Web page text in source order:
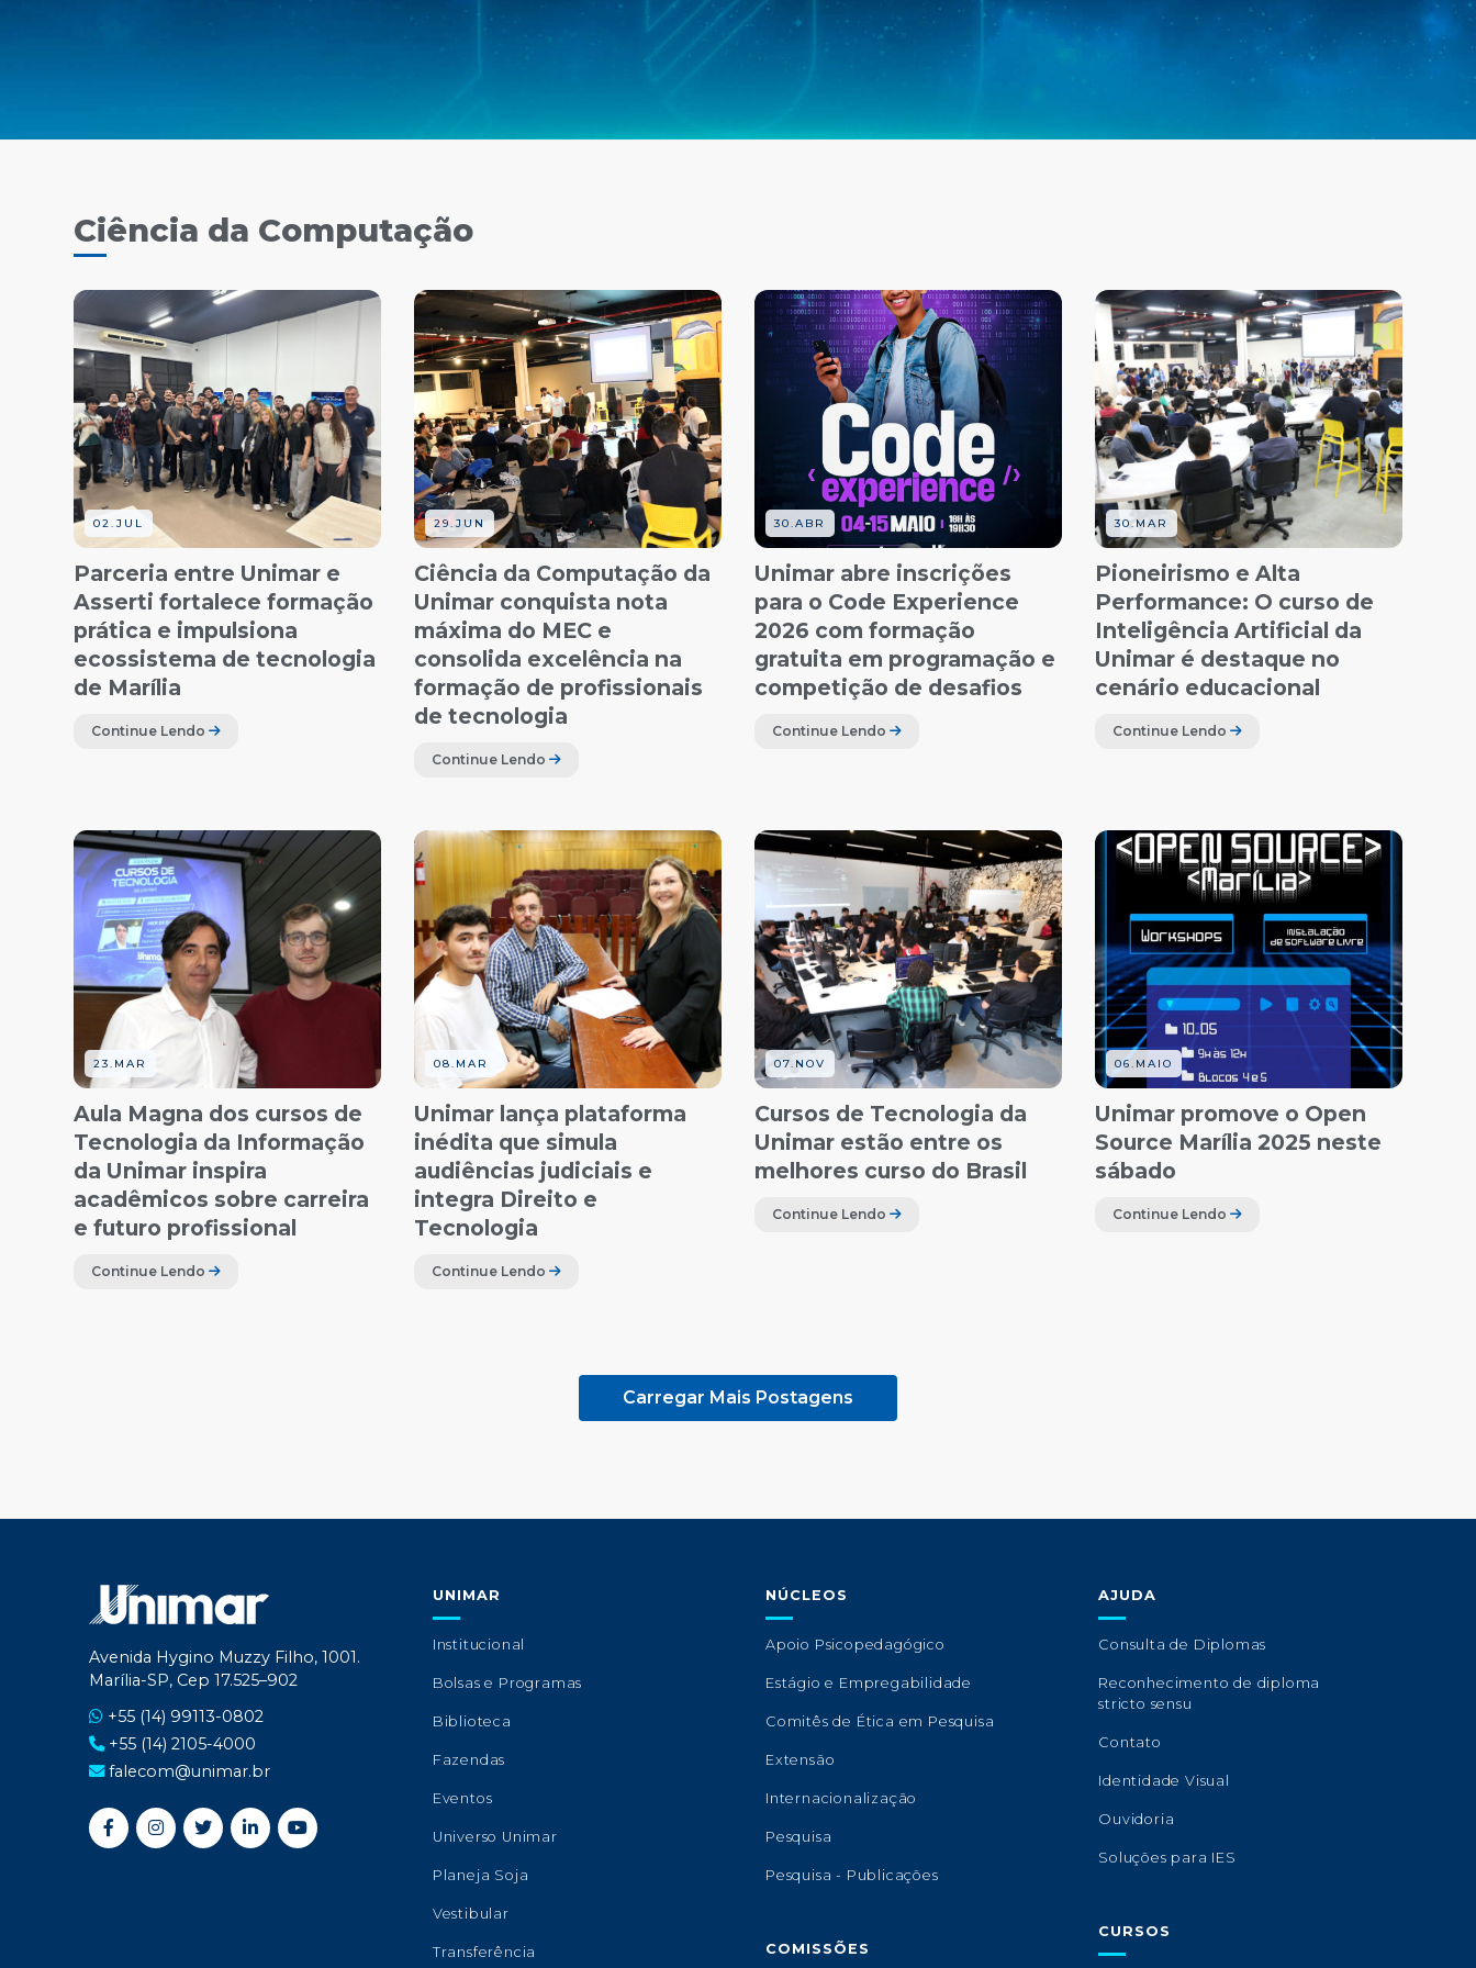
Ciência da Computação
02.JUL
Parceria entre Unimar e
Asserti fortalece formação
prática e impulsiona
ecossistema de tecnologia
de Marília
Continue Lendo
29.JUN
Ciência da Computação da
Unimar conquista nota
máxima do MEC e
consolida excelência na
formação de profissionais
de tecnologia
Continue Lendo
30.ABR
Unimar abre inscrições
para o Code Experience
2026 com formação
gratuita em programação e
competição de desafios
Continue Lendo
30.MAR
Pioneirismo e Alta
Performance: O curso de
Inteligência Artificial da
Unimar é destaque no
cenário educacional
Continue Lendo
23.MAR
Aula Magna dos cursos de
Tecnologia da Informação
da Unimar inspira
acadêmicos sobre carreira
e futuro profissional
Continue Lendo
08.MAR
Unimar lança plataforma
inédita que simula
audiências judiciais e
integra Direito e
Tecnologia
Continue Lendo
07.NOV
Cursos de Tecnologia da
Unimar estão entre os
melhores curso do Brasil
Continue Lendo
06.MAIO
Unimar promove o Open
Source Marília 2025 neste
sábado
Continue Lendo
Carregar Mais Postagens
Avenida Hygino Muzzy Filho, 1001.
Marília-SP, Cep 17.525–902
+55 (14) 99113-0802
+55 (14) 2105-4000
falecom@unimar.br
UNIMAR
Institucional
Bolsas e Programas
Biblioteca
Fazendas
Eventos
Universo Unimar
Planeja Soja
Vestibular
Transferência
NÚCLEOS
Apoio Psicopedagógico
Estágio e Empregabilidade
Comitês de Ética em Pesquisa
Extensão
Internacionalização
Pesquisa
Pesquisa - Publicações
COMISSÕES
AJUDA
Consulta de Diplomas
Reconhecimento de diploma
stricto sensu
Contato
Identidade Visual
Ouvidoria
Soluções para IES
CURSOS